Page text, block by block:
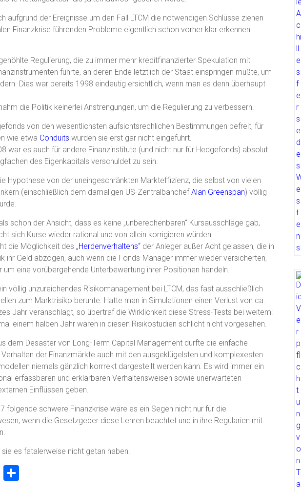
aufgrund der Ereignisse um den Fall LTCM die notwendigen Schlüsse ziehen
Finanzkrise führenden Probleme eigentlich schon vorher klar erkennen
Regulierung, die zu immer mehr kreditfinanzierter Spekulation mit
führte, an deren Ende letztlich der Staat einspringen mußte, um
Dies war bereits 1998 eindeutig ersichtlich, wenn man es denn überhaupt
die Politik keinerlei Anstrengungen, um die Regulierung zu verbessern.
von den wesentlichsten aufsichtsrechlichen Bestimmungen befreit, für
wie etwa Conduits wurden sie erst gar nicht eingeführt.
war es auch für andere Finanzinstitute (und nicht nur für Hedgefonds) absolut
des Eigenkapitals verschuldet zu sein.
Hypothese von der uneingeschränkten Markteffizienz, die selbst von vielen
(einschließlich dem damaligen US-ZentralbanchefAlan Greenspan) völlig
schon der Ansicht, dass es keine „unberechenbaren“ Kursausschläge gab,
sich Kurse wieder rational und von allein korrigieren würden.
die Möglichkeit des „Herdenverhaltens“ der Anleger außer Acht gelassen, die in
ihr Geld abzogen, auch wenn die Fonds-Manager immer wieder versicherten,
eine vorübergehende Unterbewertung ihrer Positionen handeln.
völlig unzureichendes Risikomanagement bei LTCM, das fast ausschließlich
zum Marktrisiko beruhte. Hatte man in Simulationen einen Verlust von ca.
Jahr veranschlagt, so übertraf die Wirklichkeit diese Stress-Tests bei weitem:
einem halben Jahr waren in diesen Risikostudien schlicht nicht vorgesehen.
dem Desaster von Long-Term Capital Management dürfte die einfache
der Finanzmärkte auch mit den ausgeklügelsten und komplexesten
niemals gänzlich korrrekt dargestellt werden kann. Es wird immer ein
erfassbaren und erklärbaren Verhaltensweisen sowie unerwarteten
Einflüssen geben.
folgende schwere Finanzkrise wäre es ein Segen nicht nur für die
wenn die Gesetzgeber diese Lehren beachtet und in ihre Regularien mit
es fatalerweise nicht getan haben.
Pr